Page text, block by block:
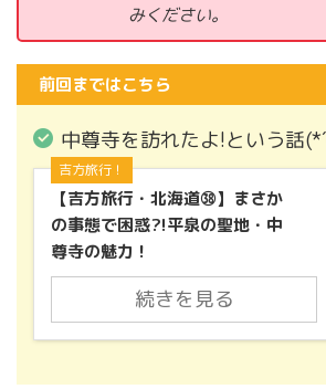
みください。
前回まではこちら
中尊寺を訪れたよ!という話
吉方旅行！
【吉方旅行・北海道㊳】まさか
の事態で困惑?!平泉の聖地・中
尊寺の魅力！
続きを見る